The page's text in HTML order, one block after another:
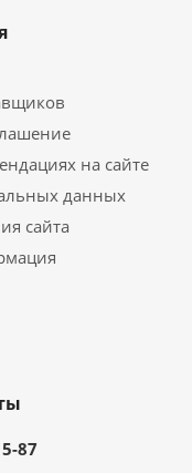
на сайте
данных
сайта
87